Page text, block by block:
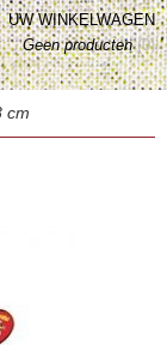
UW WINKELWAGEN
Geen producten(0)
cm